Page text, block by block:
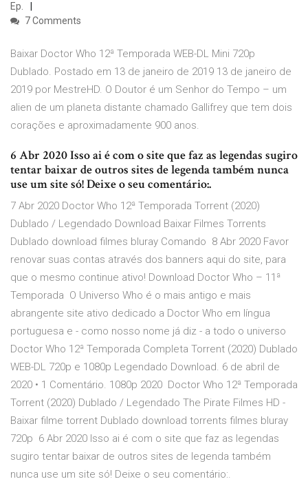
Ep.
7 Comments
Baixar Doctor Who 12ª Temporada WEB-DL Mini 720p
Dublado. Postado em 13 de janeiro de 2019 13 de janeiro de
2019 por MestreHD. O Doutor é um Senhor do Tempo – um
alien de um planeta distante chamado Gallifrey que tem dois
corações e aproximadamente 900 anos.
6 Abr 2020 Isso ai é com o site que faz as legendas sugiro
tentar baixar de outros sites de legenda também nunca
use um site só! Deixe o seu comentário:.
7 Abr 2020 Doctor Who 12ª Temporada Torrent (2020)
Dublado / Legendado Download Baixar Filmes Torrents
Dublado download filmes bluray Comando 8 Abr 2020 Favor
renovar suas contas através dos banners aqui do site, para
que o mesmo continue ativo! Download Doctor Who – 11ª
Temporada O Universo Who é o mais antigo e mais
abrangente site ativo dedicado a Doctor Who em língua
portuguesa e - como nosso nome já diz - a todo o universo
Doctor Who 12ª Temporada Completa Torrent (2020) Dublado
WEB-DL 720p e 1080p Legendado Download. 6 de abril de
2020 • 1 Comentário. 1080p 2020 Doctor Who 12ª Temporada
Torrent (2020) Dublado / Legendado The Pirate Filmes HD -
Baixar filme torrent Dublado download torrents filmes bluray
720p 6 Abr 2020 Isso ai é com o site que faz as legendas
sugiro tentar baixar de outros sites de legenda também
nunca use um site só! Deixe o seu comentário:.